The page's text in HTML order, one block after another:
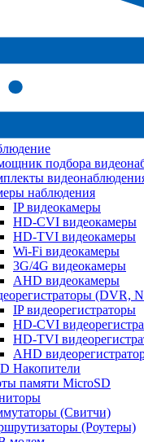
подбора
наблюдения
IP видеокамеры
HD-CVI видеокамеры
HD-TVI видеокамеры
Wi-Fi видеокамеры
3G/4G видеокамеры
AHD видеокамеры
(DVR,
IP видеорегистраторы
HD-CVI
HD-TVI
AHD
Накопители
памяти MicroSD
(Свитчи)
(Роутеры)